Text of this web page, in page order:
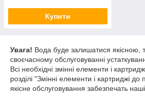
Купити
Увага! Вода буде залишатися якісною,
своєчасному обслуговуванні
Всі необхідні змінні елементи і
розділі "Змінні елементи і картриджі до
якісне обслуговування забезпечать